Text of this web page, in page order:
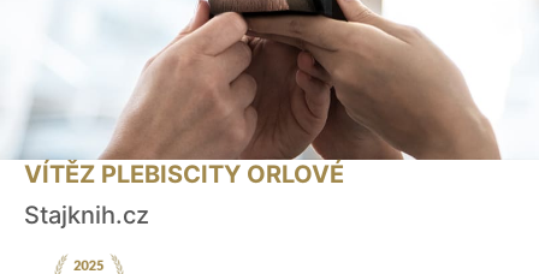
VÍTĚZ PLEBISCITY ORLOVÉ
Stajknih.cz